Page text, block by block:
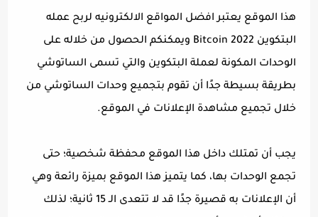
هذا الموقع يعتبر افضل المواقع الالكترونيه لربح عمله
البتكوين Bitcoin 2022 ويمكنكم الحصول من خلاله على
الوحدات المكونة لعملة البتكوين والتي تسمى الساتوشي
بطريقة بسيطة جدًا أن تقوم بتجميع وحدات الساتوشي من
خلال تجميع مشاهدة الإعلانات في الموقع.
يجب أن تمتلك داخل هذا الموقع محفظة شخصية؛ حتى
تجمع الوحدات بها، كما يتميز هذا الموقع بميزة رائعة وهي
أن الإعلانات به قصيرة جدًا قد لا تتعدى الـ 15 ثانية؛ لذلك